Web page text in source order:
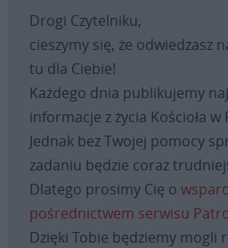
Drogi Czytelniku,
cieszymy się, że odwiedzasz
tu dla Ciebie!
Każdego dnia publikujemy
informacje z życia Kościoła w
Jednak bez Twojej pomocy
zadaniu będzie coraz
Dlatego prosimy Cię o
pośrednictwem serwisu
Dzięki Tobie będziemy mogli